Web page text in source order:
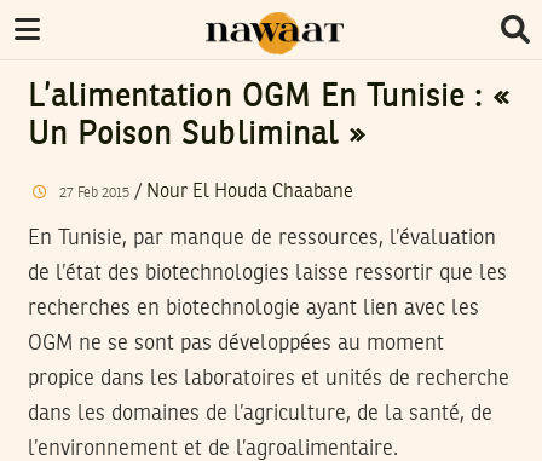
L’alimentation OGM En Tunisie : «
Un Poison Subliminal »
27 Feb 2015/ Nour El Houda Chaabane
En Tunisie, par manque de ressources, l’évaluation
de l’état des biotechnologies laisse ressortir que les
recherches en biotechnologie ayant lien avec les
OGM ne se sont pas développées au moment
propice dans les laboratoires et unités de recherche
dans les domaines de l’agriculture, de la santé, de
l’environnement et de l’agroalimentaire.